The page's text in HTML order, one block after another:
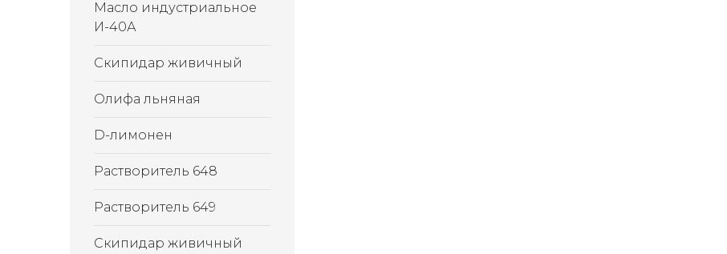
Масло индустриальное
И-40А
Скипидар живичный
Олифа льняная
D-лимонен
Растворитель 648
Растворитель 649
Скипидар живичный